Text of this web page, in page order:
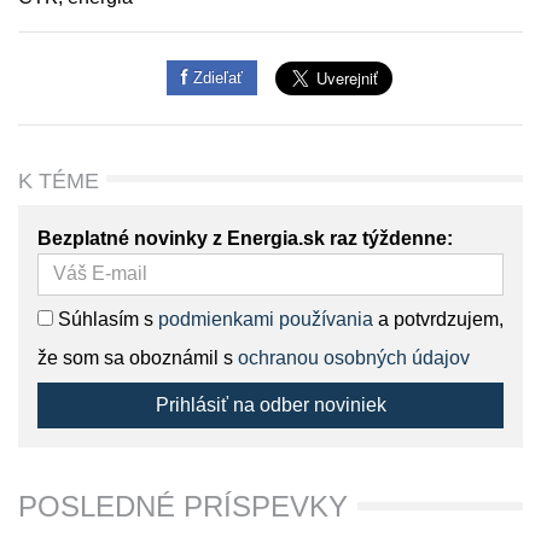
Zdieľať
K TÉME
Bezplatné novinky z Energia.sk raz týždenne:
Súhlasím s podmienkami používania a potvrdzujem,
že som sa oboznámil s ochranou osobných údajov
Prihlásiť na odber noviniek
POSLEDNÉ PRÍSPEVKY